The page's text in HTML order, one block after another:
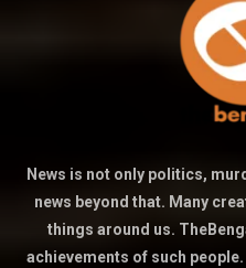
News is not only politics,
news beyond that. Many
things around us.
achievements of such